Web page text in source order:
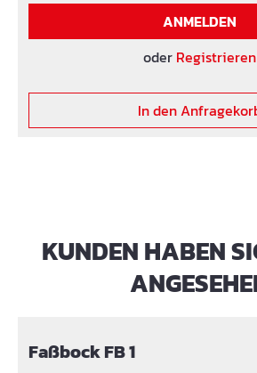
ANMELDEN
oder Registrieren
In den
Produktgalerie überspringen
KUNDEN HABEN
Faßbock FB 1